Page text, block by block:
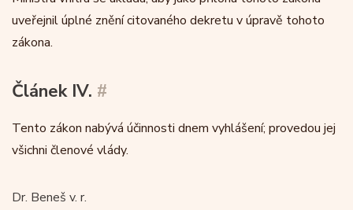
uveřejnil úplné znění citovaného dekretu v úpravě tohoto
zákona.
Článek IV. #
Tento zákon nabývá účinnosti dnem vyhlášení; provedou jej
všichni členové vlády.
Dr. Beneš v. r.